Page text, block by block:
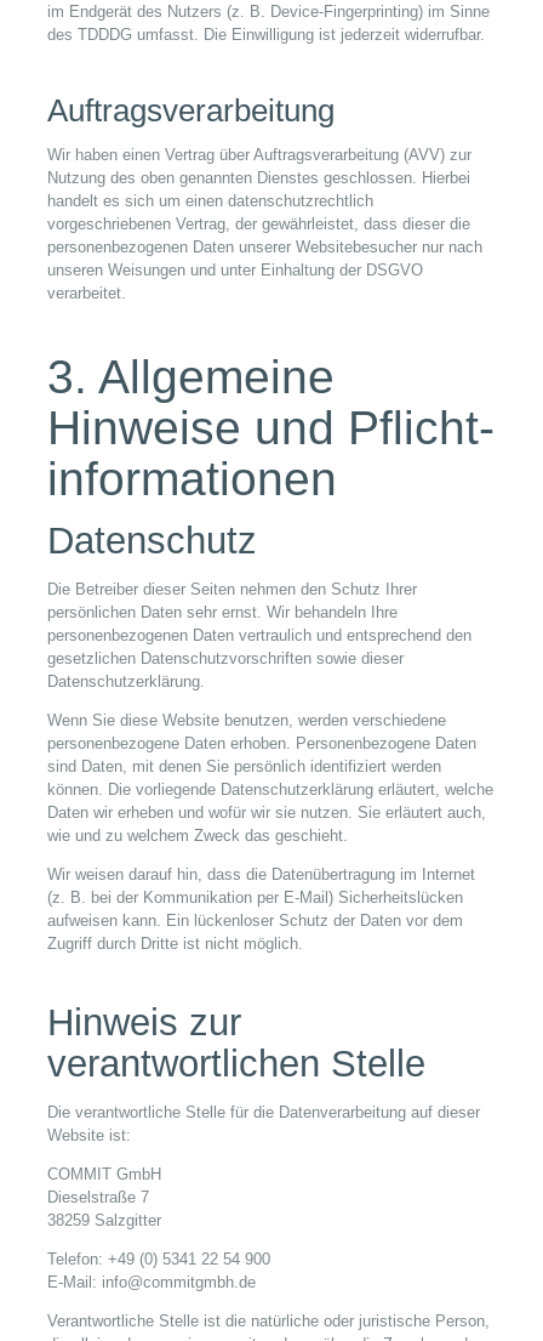
im Endgerät des Nutzers (z. B. Device-Fingerprinting) im Sinne
des TDDDG umfasst. Die Einwilligung ist jederzeit widerrufbar.
Auftragsverarbeitung
Wir haben einen Vertrag über Auftragsverarbeitung (AVV) zur
Nutzung des oben genannten Dienstes geschlossen. Hierbei
handelt es sich um einen datenschutzrechtlich
vorgeschriebenen Vertrag, der gewährleistet, dass dieser die
personenbezogenen Daten unserer Websitebesucher nur nach
unseren Weisungen und unter Einhaltung der DSGVO
verarbeitet.
3. Allgemeine
Hinweise und Pflicht­
informationen
Datenschutz
Die Betreiber dieser Seiten nehmen den Schutz Ihrer
persönlichen Daten sehr ernst. Wir behandeln Ihre
personenbezogenen Daten vertraulich und entsprechend den
gesetzlichen Datenschutzvorschriften sowie dieser
Datenschutzerklärung.
Wenn Sie diese Website benutzen, werden verschiedene
personenbezogene Daten erhoben. Personenbezogene Daten
sind Daten, mit denen Sie persönlich identifiziert werden
können. Die vorliegende Datenschutzerklärung erläutert, welche
Daten wir erheben und wofür wir sie nutzen. Sie erläutert auch,
wie und zu welchem Zweck das geschieht.
Wir weisen darauf hin, dass die Datenübertragung im Internet
(z. B. bei der Kommunikation per E-Mail) Sicherheitslücken
aufweisen kann. Ein lückenloser Schutz der Daten vor dem
Zugriff durch Dritte ist nicht möglich.
Hinweis zur
verantwortlichen Stelle
Die verantwortliche Stelle für die Datenverarbeitung auf dieser
Website ist:
COMMIT GmbH
Dieselstraße 7
38259 Salzgitter
Telefon: +49 (0) 5341 22 54 900
E-Mail: info@commitgmbh.de
Verantwortliche Stelle ist die natürliche oder juristische Person,